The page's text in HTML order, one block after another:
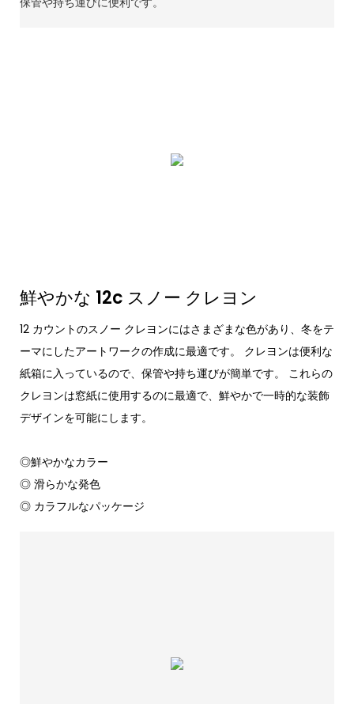
鮮やかな 12c スノー クレヨン
12 カウントのスノー クレヨンにはさまざまな色があり、冬をテ
ーマにしたアートワークの作成に最適です。 クレヨンは便利な
紙箱に入っているので、保管や持ち運びが簡単です。 これらの
クレヨンは窓紙に使用するのに最適で、鮮やかで一時的な装飾
デザインを可能にします。
◎鮮やかなカラー
◎ 滑らかな発色
◎ カラフルなパッケージ